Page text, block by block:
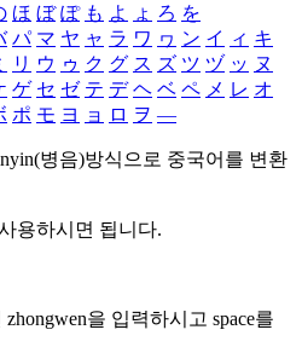
ほ ぼ ぽ も よ ょ ろ を
パ マ ヤ ャ ラ ワ ヮ ン イ ィ キ
リ ウ ゥ ク グ ス ズ ツ ヅ ッ ヌ
ゲ セ ゼ テ デ ヘ ベ ペ メ レ オ
ポ モ ヨ ョ ロ ヲ ―
병음)방식으로 중국어를 변환
용하시면 됩니다.
zhongwen을 입력하시고 space를